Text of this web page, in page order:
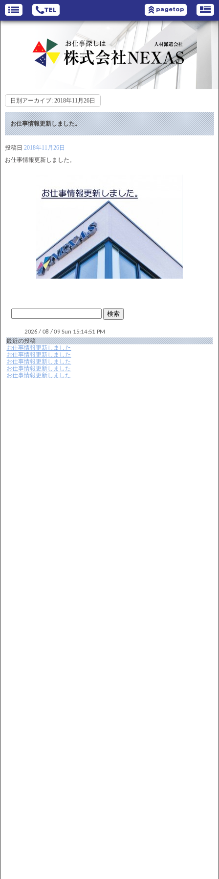
日別アーカイブ: 2018年11月26日
お仕事情報更新しました。
投稿日 2018年11月26日
お仕事情報更新しました。
最近の投稿
お仕事情報更新しました
お仕事情報更新しました
お仕事情報更新しました
お仕事情報更新しました
お仕事情報更新しました